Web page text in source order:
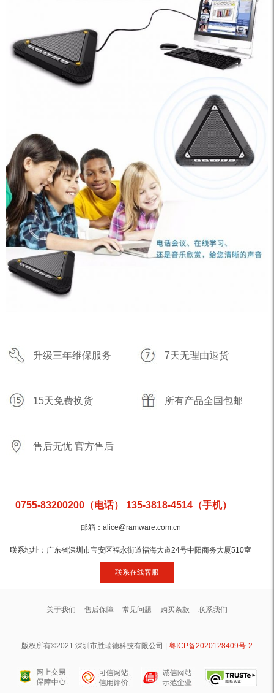
升级三年维保服务 7天无理由退货
15天免费换货 所有产品全国包邮
售后无忧 官方售后
0755-83200200（电话） 135-3818-4514（手机）
邮箱：alice@ramware.com.cn
联系地址：广东省深圳市宝安区福永街道福海大道24号中阳商务大厦510室
联系在线客服
关于我们 售后保障 常见问题 购买条款 联系我们
版权所有©2021 深圳市胜瑞德科技有限公司 | 粤ICP备2020128409号-2